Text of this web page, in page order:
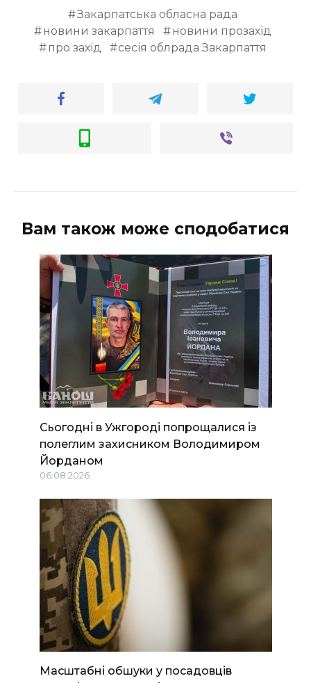
Закарпатська обласна рада
новини закарпаття
новини прозахід
про захід
сесія облрада Закарпаття
Вам також може сподобатися
Сьогодні в Ужгороді попрощалися із
полеглим захисником Володимиром
Йорданом
06.08.2026
Масштабні обшуки у посадовців